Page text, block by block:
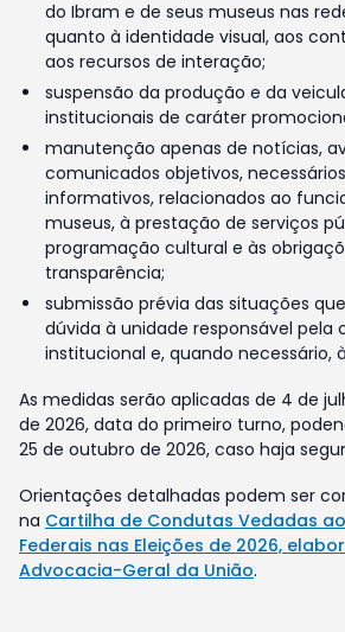
do Ibram e de seus museus nas
quanto à identidade visual, aos
aos recursos de interação;
suspensão da produção e da
institucionais de caráter
manutenção apenas de notícias,
comunicados objetivos,
informativos, relacionados ao
museus, à prestação de serviços
programação cultural e às
transparência;
submissão prévia das situações
dúvida à unidade responsável pela
institucional e, quando necessário,
As medidas serão aplicadas de 4 de
de 2026, data do primeiro turno,
25 de outubro de 2026, caso haja
Orientações detalhadas podem ser
na Cartilha de Condutas Vedadas
Federais nas Eleições de 2026,
Advocacia-Geral da União.